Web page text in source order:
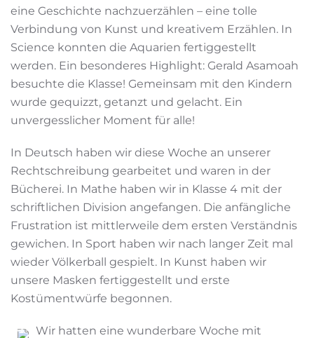
eine Geschichte nachzuerzählen – eine tolle
Verbindung von Kunst und kreativem Erzählen. In
Science konnten die Aquarien fertiggestellt
werden. Ein besonderes Highlight: Gerald Asamoah
besuchte die Klasse! Gemeinsam mit den Kindern
wurde gequizzt, getanzt und gelacht. Ein
unvergesslicher Moment für alle!
In Deutsch haben wir diese Woche an unserer
Rechtschreibung gearbeitet und waren in der
Bücherei. In Mathe haben wir in Klasse 4 mit der
schriftlichen Division angefangen. Die anfängliche
Frustration ist mittlerweile dem ersten Verständnis
gewichen. In Sport haben wir nach langer Zeit mal
wieder Völkerball gespielt. In Kunst haben wir
unsere Masken fertiggestellt und erste
Kostümentwürfe begonnen.
Wir hatten eine wunderbare Woche mit